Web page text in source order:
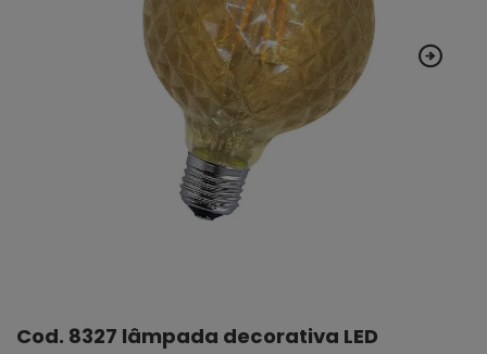
Cod. 8327 lâmpada decorativa LED